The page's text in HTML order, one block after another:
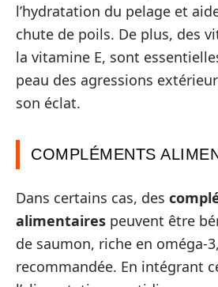
l’hydratation du pelage et
chute de poils. De plus, des
la vitamine E, sont
peau des agressions
son éclat.
COMPLÉMENTS
Dans certains cas, des
alimentaires peuvent être
de saumon, riche en oméga-
recommandée. En intégrant